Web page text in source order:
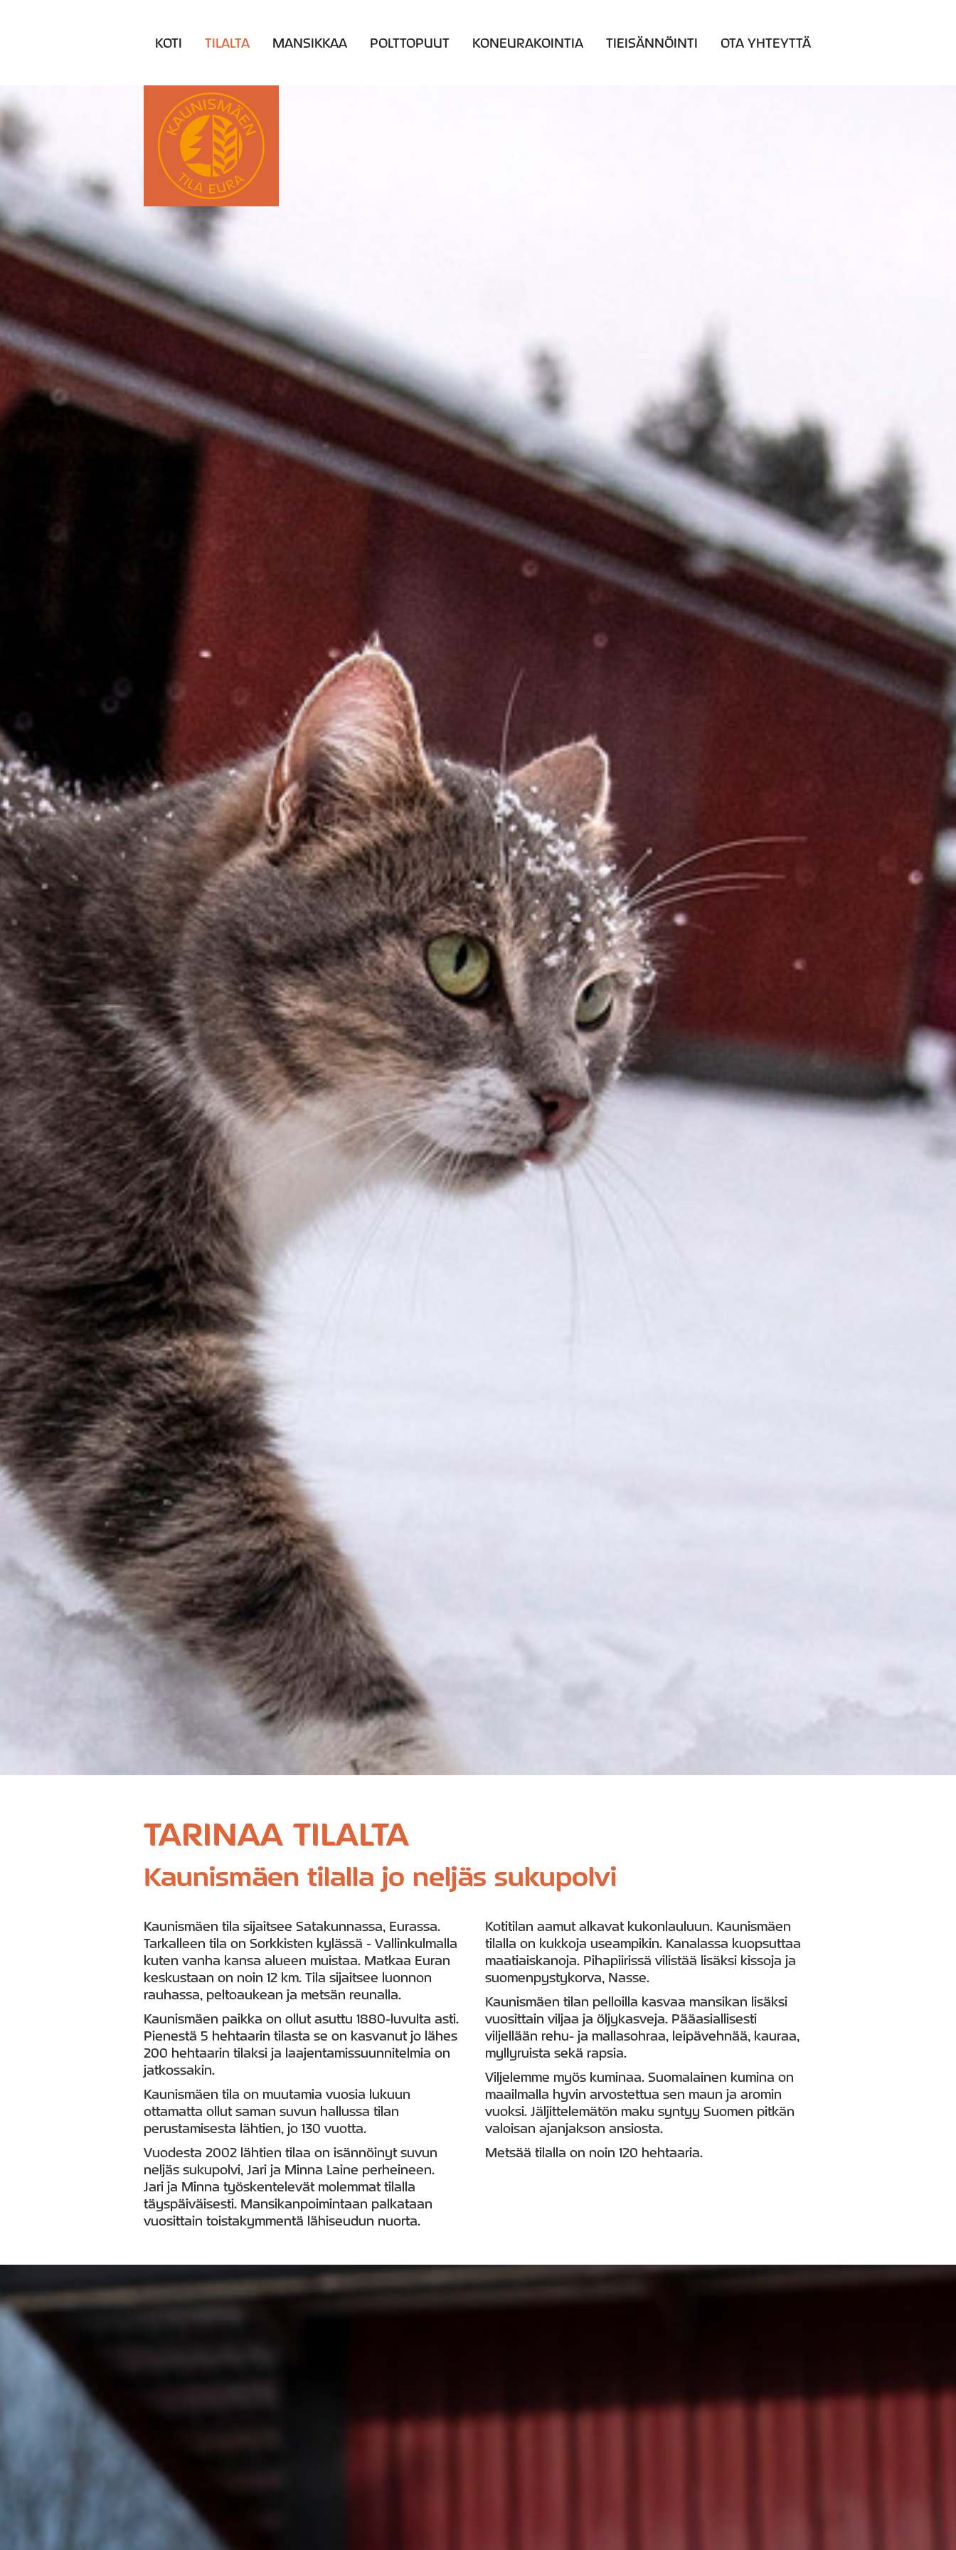
KOTI TILALTA MANSIKKAA POLTTOPUUT KONEURAKOINTIA TIEISÄNNÖINTI OTA YHTEYTTÄ
TARINAA TILALTA
Kaunismäen tilalla jo neljäs sukupolvi
Kaunismäen tila sijaitsee Satakunnassa, Eurassa.
Tarkalleen tila on Sorkkisten kylässä - Vallinkulmalla
kuten vanha kansa alueen muistaa. Matkaa Euran
keskustaan on noin 12 km. Tila sijaitsee luonnon
rauhassa, peltoaukean ja metsän reunalla.
Kaunismäen paikka on ollut asuttu 1880-luvulta asti.
Pienestä 5 hehtaarin tilasta se on kasvanut jo lähes
200 hehtaarin tilaksi ja laajentamissuunnitelmia on
jatkossakin.
Kaunismäen tila on muutamia vuosia lukuun
ottamatta ollut saman suvun hallussa tilan
perustamisesta lähtien, jo 130 vuotta.
Vuodesta 2002 lähtien tilaa on isännöinyt suvun
neljäs sukupolvi, Jari ja Minna Laine perheineen.
Jari ja Minna työskentelevät molemmat tilalla
täyspäiväisesti. Mansikanpoimintaan palkataan
vuosittain toistakymmentä lähiseudun nuorta.
Kotitilan aamut alkavat kukonlauluun. Kaunismäen
tilalla on kukkoja useampikin. Kanalassa kuopsuttaa
maatiaiskanoja. Pihapiirissä vilistää lisäksi kissoja ja
suomenpystykorva, Nasse.
Kaunismäen tilan pelloilla kasvaa mansikan lisäksi
vuosittain viljaa ja öljykasveja. Pääasiallisesti
viljellään rehu- ja mallasohraa, leipävehnää, kauraa,
myllyruista sekä rapsia.
Viljelemme myös kuminaa. Suomalainen kumina on
maailmalla hyvin arvostettua sen maun ja aromin
vuoksi. Jäljittelemätön maku syntyy Suomen pitkän
valoisan ajanjakson ansiosta.
Metsää tilalla on noin 120 hehtaaria.